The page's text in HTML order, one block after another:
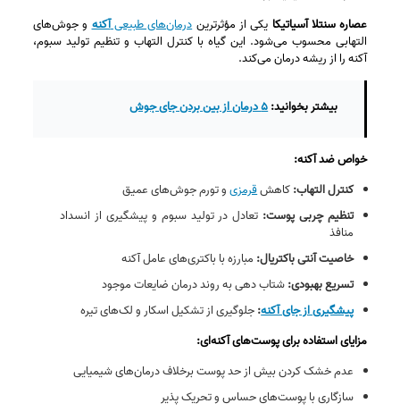
عصاره سنتلا آسیاتیکا یکی از مؤثرتریندرمان‌های طبیعیآکنهو جوش‌های
التهابی محسوب می‌شود. این گیاه با کنترل التهاب و تنظیم تولید سبوم،
آکنه را از ریشه درمان می‌کند.
بیشتر بخوانید:۵ درمان از بین بردن جای جوش
خواص ضد آکنه:
کنترل التهاب:کاهشقرمزیو تورم جوش‌های عمیق
تنظیم چربی پوست: تعادل در تولید سبوم و پیشگیری از انسداد
منافذ
خاصیت آنتی‌ باکتریال: مبارزه با باکتری‌های عامل آکنه
تسریع بهبودی:شتاب‌ دهی به روند درمان ضایعات موجود
پیشگیری از جای آکنه:جلوگیری از تشکیل اسکار و لک‌های تیره
مزایای استفاده برای پوست‌های آکنه‌ای:
عدم خشک کردن بیش از حد پوست برخلاف درمان‌های شیمیایی
سازگاری با پوست‌های حساس و تحریک‌ پذیر